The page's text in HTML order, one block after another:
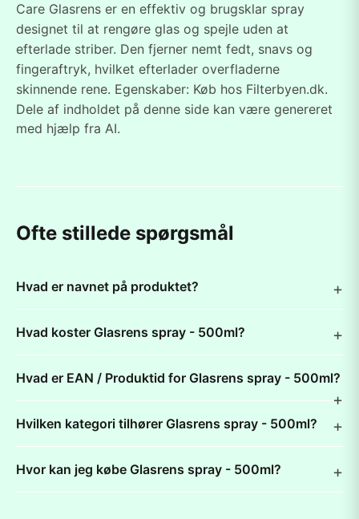
Care Glasrens er en effektiv og brugsklar spray
designet til at rengøre glas og spejle uden at
efterlade striber. Den fjerner nemt fedt, snavs og
fingeraftryk, hvilket efterlader overfladerne
skinnende rene. Egenskaber: Køb hos Filterbyen.dk.
Dele af indholdet på denne side kan være genereret
med hjælp fra AI.
Ofte stillede spørgsmål
Hvad er navnet på produktet?
Hvad koster Glasrens spray - 500ml?
Hvad er EAN / Produktid for Glasrens spray - 500ml?
Hvilken kategori tilhører Glasrens spray - 500ml?
Hvor kan jeg købe Glasrens spray - 500ml?